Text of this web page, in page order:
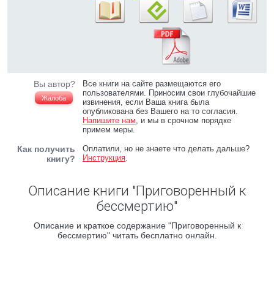
Вы автор?
Жалоба
Все книги на сайте размещаются его
пользователями. Приносим свои глубочайшие
извинения, если Ваша книга была
опубликована без Вашего на то согласия.
Напишите нам, и мы в срочном порядке
примем меры.
Как получить
книгу?
Оплатили, но не знаете что делать дальше?
Инструкция.
Описание книги "Приговоренный к
бессмертию"
Описание и краткое содержание "Приговоренный к
бессмертию" читать бесплатно онлайн.